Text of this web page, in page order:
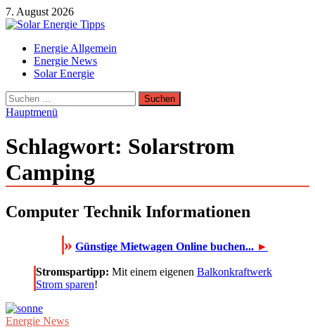
Zum
Inhalt
7. August 2026
Solar Energie Tipps
Solar Energie und Photovoltaik Informationen und Tipps
Energie Allgemein
Energie News
Solar Energie
Suchen
nach:
Hauptmenü
Schlagwort: Solarstrom
Camping
Computer Technik Informationen
» Günstige Mietwagen Online buchen... ►
Stromspartipp: Mit einem eigenen Balkonkraftwerk
Strom sparen!
Energie News